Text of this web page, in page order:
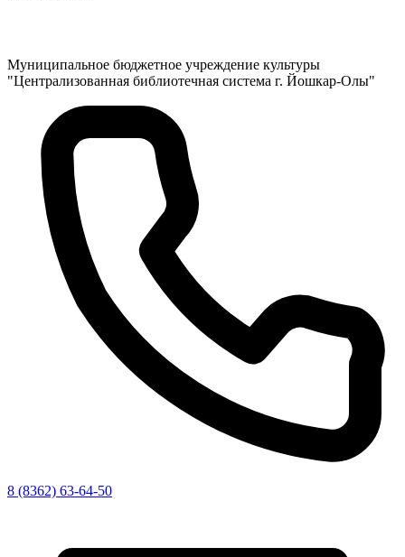
Муниципальное бюджетное учреждение культуры
"Централизованная библиотечная система г. Йошкар-Олы"
8 (8362) 63-64-50